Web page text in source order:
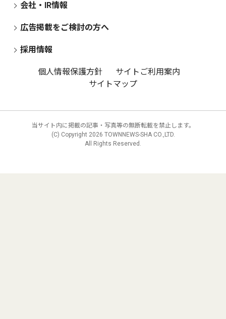
会社・IR情報
広告掲載をご検討の方へ
採用情報
個人情報保護方針
サイトご利用案内
サイトマップ
当サイト内に掲載の記事・写真等の無断転載を禁止します。
(C) Copyright 2026 TOWNNEWS-SHA CO.,LTD.
All Rights Reserved.